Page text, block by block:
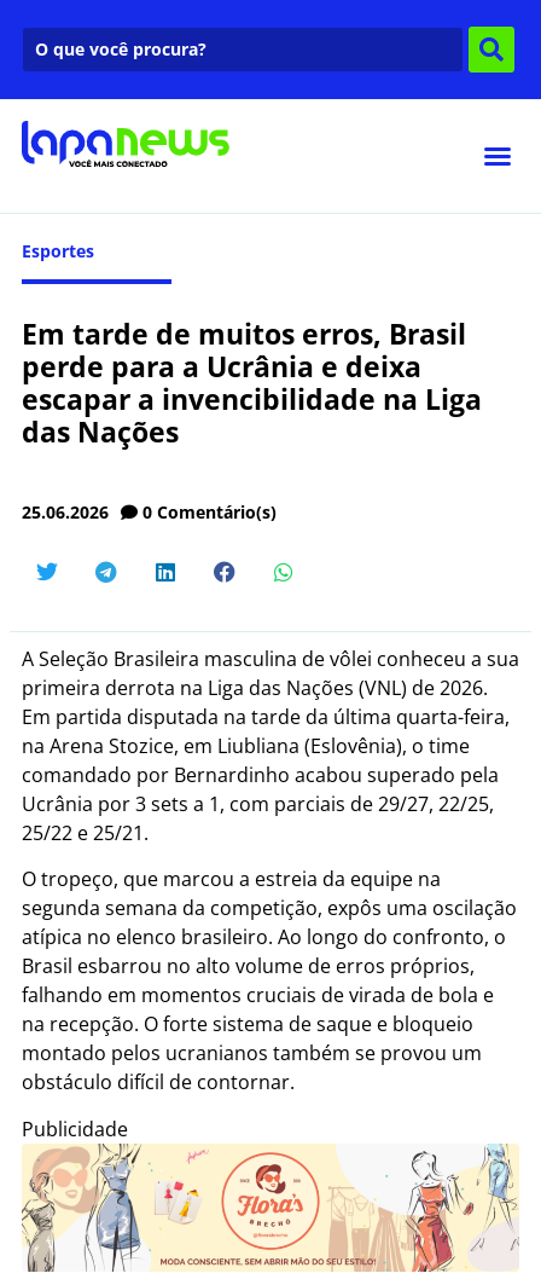
Esportes
Em tarde de muitos erros, Brasil
perde para a Ucrânia e deixa
escapar a invencibilidade na Liga
das Nações
25.06.2026 0 Comentário(s)
A Seleção Brasileira masculina de vôlei conheceu a sua
primeira derrota na Liga das Nações (VNL) de 2026.
Em partida disputada na tarde da última quarta-feira,
na Arena Stozice, em Liubliana (Eslovênia), o time
comandado por Bernardinho acabou superado pela
Ucrânia por 3 sets a 1, com parciais de 29/27, 22/25,
25/22 e 25/21.
O tropeço, que marcou a estreia da equipe na
segunda semana da competição, expôs uma oscilação
atípica no elenco brasileiro. Ao longo do confronto, o
Brasil esbarrou no alto volume de erros próprios,
falhando em momentos cruciais de virada de bola e
na recepção. O forte sistema de saque e bloqueio
montado pelos ucranianos também se provou um
obstáculo difícil de contornar.
Publicidade